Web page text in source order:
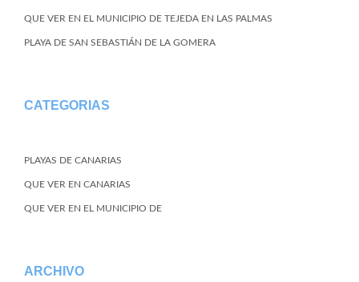
QUE VER EN EL MUNICIPIO DE TEJEDA EN LAS PALMAS
PLAYA DE SAN SEBASTIÁN DE LA GOMERA
CATEGORIAS
PLAYAS DE CANARIAS
QUE VER EN CANARIAS
QUE VER EN EL MUNICIPIO DE
ARCHIVO